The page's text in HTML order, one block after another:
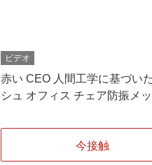
ビデオ
赤い CEO 人間工学に基づい
シュ オフィス チェア防振メ
今接触